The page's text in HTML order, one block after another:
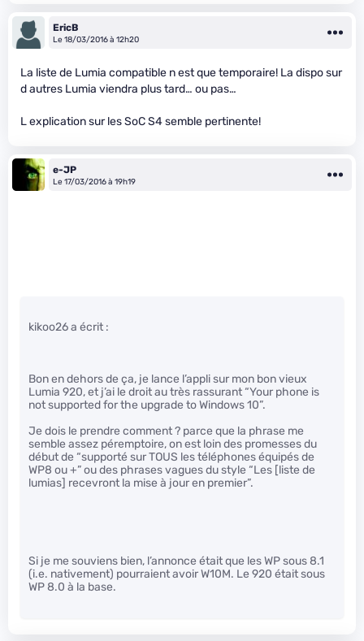
EricB
Le 18/03/2016 à 12h20
La liste de Lumia compatible n est que temporaire! La dispo sur
d autres Lumia viendra plus tard… ou pas…
L explication sur les SoC S4 semble pertinente!
e-JP
Le 17/03/2016 à 19h19
kikoo26 a écrit :
Bon en dehors de ça, je lance l’appli sur mon bon vieux
Lumia 920, et j’ai le droit au très rassurant “Your phone is
not supported for the upgrade to Windows 10”.
Je dois le prendre comment ? parce que la phrase me
semble assez péremptoire, on est loin des promesses du
début de “supporté sur TOUS les téléphones équipés de
WP8 ou +” ou des phrases vagues du style “Les [liste de
lumias] recevront la mise à jour en premier”.
Si je me souviens bien, l’annonce était que les WP sous 8.1
(i.e. nativement) pourraient avoir W10M. Le 920 était sous
WP 8.0 à la base.